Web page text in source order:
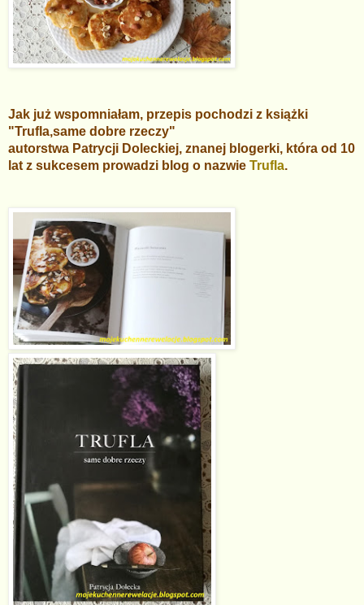
Jak już wspomniałam, przepis pochodzi z książki
"Trufla,same dobre rzeczy"
autorstwa Patrycji Doleckiej, znanej blogerki, która od 10
lat z sukcesem prowadzi blog o nazwie Trufla.